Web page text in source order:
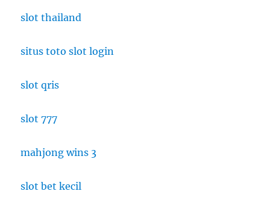
slot thailand
situs toto slot login
slot qris
slot 777
mahjong wins 3
slot bet kecil